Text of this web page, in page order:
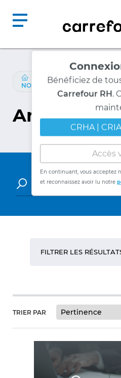
Bénéficiez de
Carrefour RH.
CRHA |
Accès
En continuant, vous acceptez
et reconnaissez avoir lu notre
RESSOURCES /
NORMANDIN-BEAUDRY
Articles
FILTRER LES
TRIER PAR